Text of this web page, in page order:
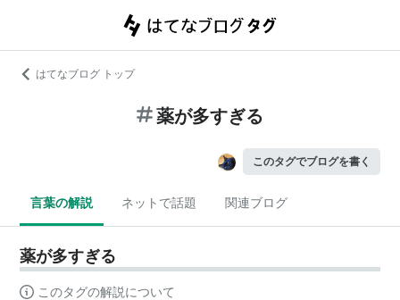
はてなブログ トップ
薬が多すぎる
このタグでブログを書く
言葉の解説 ネットで話題 関連ブログ
薬が多すぎる
このタグの解説について